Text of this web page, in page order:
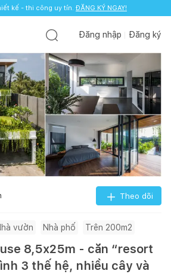
kế - thi công uy tín. ĐĂNG KÝ NGAY!
Đăng nhập Đăng ký
Theo dõi
vườn Nhà phố Trên 200m2
8,5x25m - căn “resort
3 thế hệ, nhiều cây và